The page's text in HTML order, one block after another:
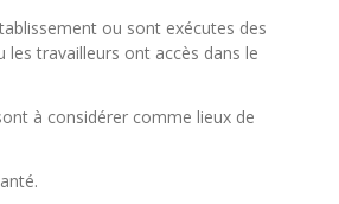
ou sont exécutes des
les travailleurs ont accès dans le
à considérer comme lieux de